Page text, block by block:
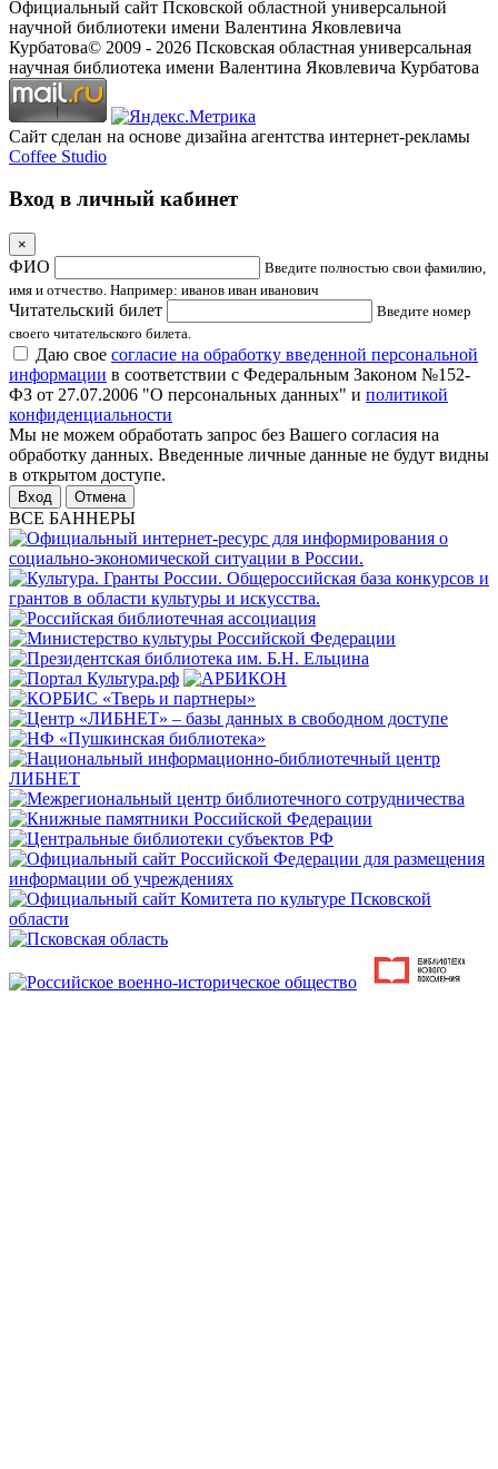
Официальный сайт Псковской областной универсальной
научной библиотеки имени Валентина Яковлевича
Курбатова© 2009 - 2026 Псковская областная универсальная
научная библиотека имени Валентина Яковлевича Курбатова
Сайт сделан на основе дизайна агентства интернет-рекламы
Coffee Studio
Вход в личный кабинет
×
ФИО
Введите полностью свои фамилию,
имя и отчество. Например: иванов иван иванович
Читательский билет
Введите номер
своего читательского билета.
Даю свое согласие на обработку введенной персональной
информации в соответствии с Федеральным Законом №152-
ФЗ от 27.07.2006 "О персональных данных" и политикой
конфиденциальности
Мы не можем обработать запрос без Вашего согласия на
обработку данных. Введенные личные данные не будут видны
в открытом доступе.
Отмена
ВСЕ БАННЕРЫ